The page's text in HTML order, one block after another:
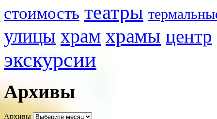
стоимость театры
улицы храм храмы центр
экскурсии
Архивы
Архивы